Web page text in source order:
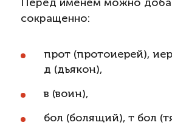
сокращенно:
прот (протоиерей),
д (дьякон),
в (воин),
бол (болящий), т бол